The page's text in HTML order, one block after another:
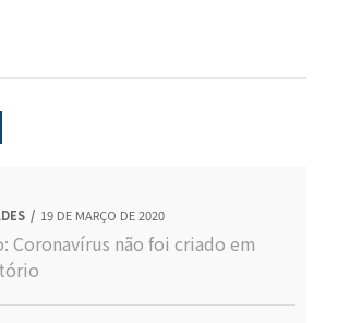
19 DE MARÇO DE 2020
Coronavírus não foi criado em